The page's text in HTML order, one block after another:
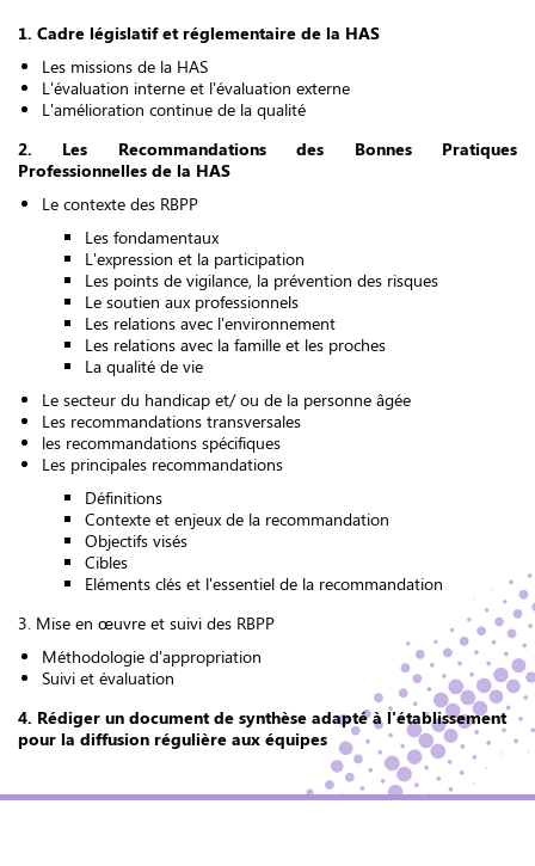
1. Cadre législatif et réglementaire de la HAS
Les missions de la HAS
L'évaluation interne et l'évaluation externe
L'amélioration continue de la qualité
2. Les Recommandations des Bonnes Pratiques
Professionnelles de la HAS
Le contexte des RBPP
Les fondamentaux
L'expression et la participation
Les points de vigilance, la prévention des risques
Le soutien aux professionnels
Les relations avec l'environnement
Les relations avec la famille et les proches
La qualité de vie
Le secteur du handicap et/ ou de la personne âgée
Les recommandations transversales
les recommandations spécifiques
Les principales recommandations
Définitions
Contexte et enjeux de la recommandation
Objectifs visés
Cibles
Eléments clés et l'essentiel de la recommandation
3. Mise en œuvre et suivi des RBPP
Méthodologie d'appropriation
Suivi et évaluation
4. Rédiger un document de synthèse adapté à l'établissement
pour la diffusion régulière aux équipes